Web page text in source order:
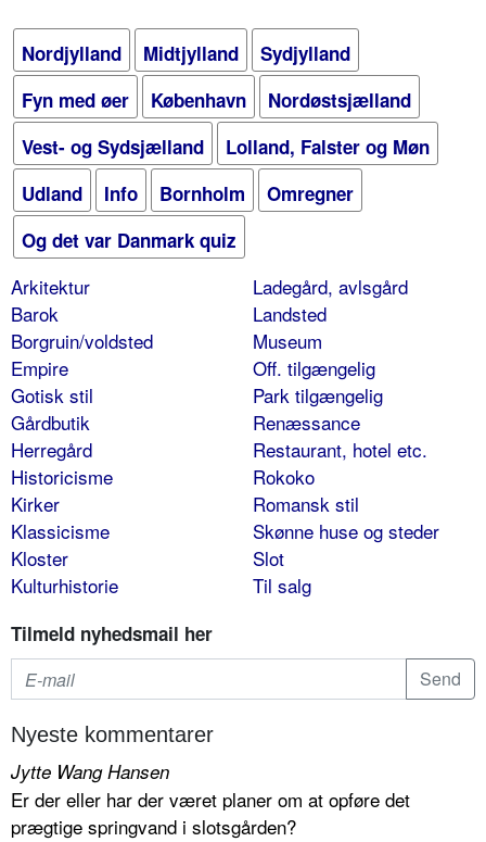
Nordjylland Midtjylland
Sydjylland
Fyn med øer
København
Nordøstsjælland
Vest- og Sydsjælland
Lolland, Falster og Møn
Udland
Info Bornholm
Omregner
Og det var Danmark quiz
Arkitektur
Barok
Borgruin/voldsted
Empire
Gotisk stil
Gårdbutik
Herregård
Historicisme
Kirker
Klassicisme
Kloster
Kulturhistorie
Ladegård, avlsgård
Landsted
Museum
Off. tilgængelig
Park tilgængelig
Renæssance
Restaurant, hotel etc.
Rokoko
Romansk stil
Skønne huse og steder
Slot
Til salg
Tilmeld nyhedsmail her
Nyeste kommentarer
Jytte Wang Hansen
Er der eller har der været planer om at opføre det
prægtige springvand i slotsgården?